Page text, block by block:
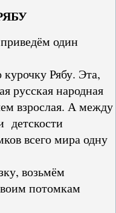
один
Рябу. Эта,
русская народная
взрослая. А между
детскости
всего мира одну
возьмём
потомкам